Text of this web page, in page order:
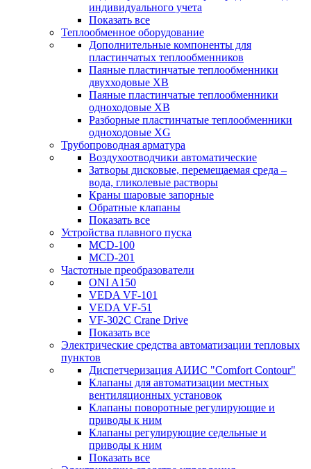
индивидуального учета
Показать все
Теплообменное оборудование
Дополнительные компоненты для
пластинчатых теплообменников
Паяные пластинчатые теплообменники
двухходовые XB
Паяные пластинчатые теплообменники
одноходовые ХВ
Разборные пластинчатые теплообменники
одноходовые ХG
Трубопроводная арматура
Воздухоотводчики автоматические
Затворы дисковые, перемещаемая среда –
вода, гликолевые растворы
Краны шаровые запорные
Обратные клапаны
Показать все
Устройства плавного пуска
MCD-100
MCD-201
Частотные преобразователи
ONI A150
VEDA VF-101
VEDA VF-51
VF-302C Crane Drive
Показать все
Электрические средства автоматизации тепловых
пунктов
Диспетчеризация АИИС "Comfort Contour"
Клапаны для автоматизации местных
вентиляционных установок
Клапаны поворотные регулирующие и
приводы к ним
Клапаны регулирующие седельные и
приводы к ним
Показать все